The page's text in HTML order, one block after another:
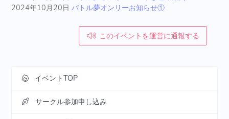
2024年10月20日 バトル夢オンリーお知らせ①
このイベントを運営に通報する
イベントTOP
サークル参加申し込み